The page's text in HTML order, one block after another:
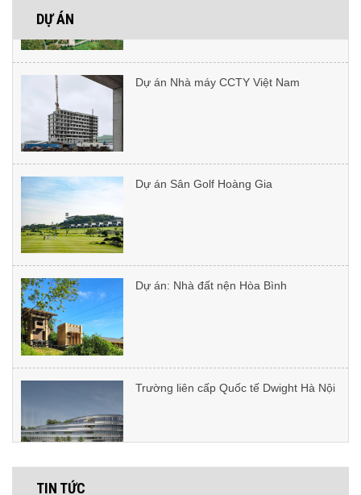
DỰ ÁN
Dự án: Lotte Tây Hồ
TIN TỨC
Cách bảo trì bê tông sỏi rửa ngoài trời:
Vật tư thi công microcement gồm
So sánh microcement với gạch -
Microcement có tốt hơn gạch lát
không?
Có thể sử dụng vữa vi xi măng
Tại sao nên lựa chọn tường